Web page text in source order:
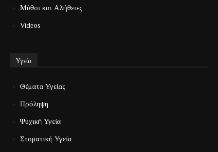
Μύθοι και Αλήθειες
Videos
Υγεία
Θέματα Υγείας
Πρόληψη
Ψυχική Υγεία
Στοματική Υγεία